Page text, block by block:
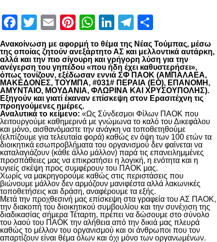
Facebook
Twitter
EmailPinterest
WhatsApp
LinkedIn
Telegram
Ανακοίνωση με αφορμή το θέμα της Νέας Τούμπας, μέσω
της οποίας ζητούν ανεξάρτητο ΑΣ και μελλοντικά αυτάρκη,
αλλά και την πιο σίγουρη και γρήγορη λύση για την
ανέγερση του γηπέδου «που ήδη έχει καθυστερήσει»,
όπως τονίζουν, εξέδωσαν εννιά ΣΦ ΠΑΟΚ (ΑΜΠΑΛΑΕΑ,
ΜΑΚΕΔΟΝΕΣ, ΤΟΥΜΠΑ, #031# ΠΕΡΑΙΑ (ΕΟ), ΕΠΑΝΟΜΗ,
ΑΜΥΝΤΑΙΟ, ΜΟΥΔΑΝΙΑ, ΦΛΩΡΙΝΑ ΚΑΙ ΧΡΥΣΟΥΠΟΛΗΣ).
Εξηγούν και γιατί έκαναν επίσκεψη στον Ερασιτέχνη τις
προηγούμενες ημέρες.
Αναλυτικά το κείμενο: «Ως Σύνδεσμοι Φίλων ΠΑΟΚ που
λειτουργούμε καθημερινά με γνώμωνα το καλό του Δικεφάλου
και μόνο, αισθανόμαστε την ανάγκη να τοποθετηθούμε
(ελπίζουμε για τελευταία φορά) καθώς εν όψη των 100 ετών τα
διοικητικά εσωπροβλήματα του οργανισμού δεν φαίνεται να
καταλαγιάζουν (κάθε άλλο μάλλον) παρά τις επανειλημμένες
προσπάθειες μας να επικρατήσει η λογική, η ενότητα και η
υγιείς σκέψη προς συμφέρουν του ΠΑΟΚ μας.
Χωρίς να μακρηγορούμε καθώς στις περιστάσεις που
βιώνουμε μάλλον δεν αρμόζουν μανιφέστα αλλά λακωνικές
τοποθετήσεις και δράση, αναφέρουμε τα εξής.
Μετά την προχθεσινή μας επίσκεψη στα γραφεία του ΑΣ ΠΑΟΚ,
την διακοπή του διοικητικού συμβουλίου και την συνέχιση της
διαδικασίας σήμερα Τέταρτη, πρέπει να δώσουμε στο σύνολο
του λαού του ΠΑΟΚ την αλήθεια από την δικιά μας πλευρά
καθώς το μέλλον του οργανισμού και οι άνθρωποι που τον
απαρτίζουν είναι θέμα όλων και όχι μόνο των οργανωμένων.